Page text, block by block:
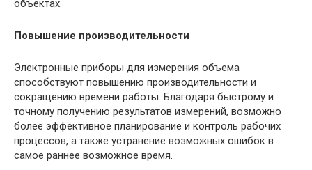
объектах.
Повышение производительности
Электронные приборы для измерения объема
способствуют повышению производительности и
сокращению времени работы. Благодаря быстрому и
точному получению результатов измерений, возможно
более эффективное планирование и контроль рабочих
процессов, а также устранение возможных ошибок в
самое раннее возможное время.